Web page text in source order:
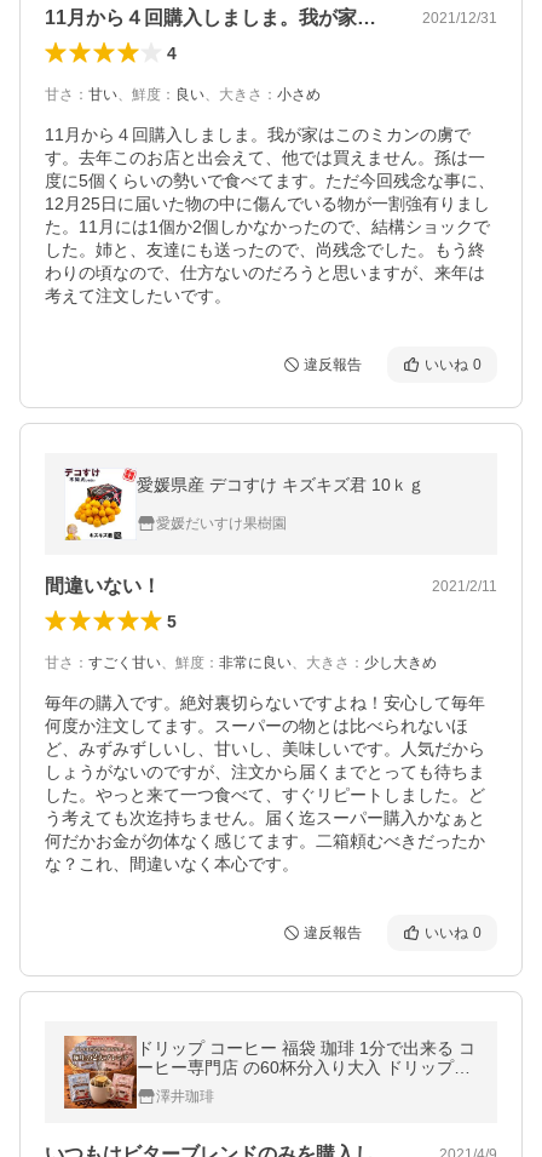
11月から４回購入しましま。我が家はこ… 2021/12/31
4
甘さ ： 甘い、 鮮度 ： 良い、 大きさ ： 小さめ
11月から４回購入しましま。我が家はこのミカンの虜で
す。去年このお店と出会えて、他では買えません。孫は一
度に5個くらいの勢いで食べてます。ただ今回残念な事に、
12月25日に届いた物の中に傷んでいる物が一割強有りまし
た。11月には1個か2個しかなかったので、結構ショックで
した。姉と、友達にも送ったので、尚残念でした。もう終
わりの頃なので、仕方ないのだろうと思いますが、来年は
考えて注文したいです。
違反報告 いいね 0
愛媛県産 デコすけ キズキズ君 10ｋｇ
愛媛だいすけ果樹園
間違いない！ 2021/2/11
5
甘さ ： すごく甘い、 鮮度 ： 非常に良い、 大きさ ： 少し大きめ
毎年の購入です。絶対裏切らないですよね！安心して毎年
何度か注文してます。スーパーの物とは比べられないほ
ど、みずみずしいし、甘いし、美味しいです。人気だから
しょうがないのですが、注文から届くまでとっても待ちま
した。やっと来て一つ食べて、すぐリピートしました。ど
う考えても次迄持ちません。届く迄スーパー購入かなぁと
何だかお金が勿体なく感じてます。二箱頼むべきだったか
な？これ、間違いなく本心です。
違反報告 いいね 0
ドリップ コーヒー 福袋 珈琲 1分で出来る コ
ーヒー専門店 の60杯分入り大入 ドリップバ
ッグ コーヒー 福袋 グルメ 【RD】 【TS】
澤井珈琲